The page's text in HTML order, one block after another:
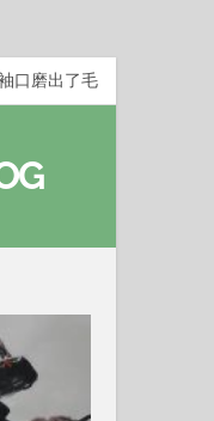
口磨出了毛
，完成了一